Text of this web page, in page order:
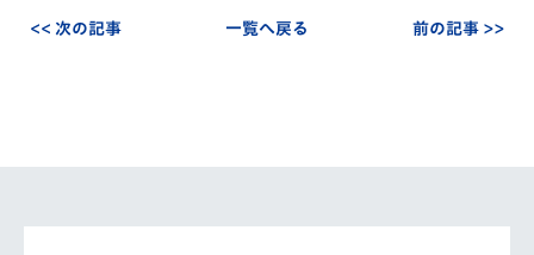
<< 次の記事 一覧へ戻る 前の記事 >>